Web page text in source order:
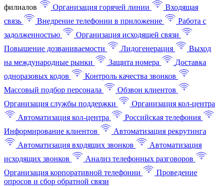
филиалов
Организация горячей линии
Входящая
связь
Внедрение телефонии в приложение
Работа с
задолженностью
Организация исходящей связи
Повышение дозваниваемости
Лидогенерация
Выход
на международные рынки
Защита номера
Доставка
одноразовых кодов
Контроль качества звонков
Массовый подбор персонала
Обзвон клиентов
Организация службы поддержки
Организация кол-центра
Автоматизация кол-центра
Российская телефония
Информирование клиентов
Автоматизация рекрутинга
Автоматизация входящих звонков
Автоматизация
исходящих звонков
Анализ телефонных разговоров
Организация корпоративной телефонии
Проведение
опросов и сбор обратной связи